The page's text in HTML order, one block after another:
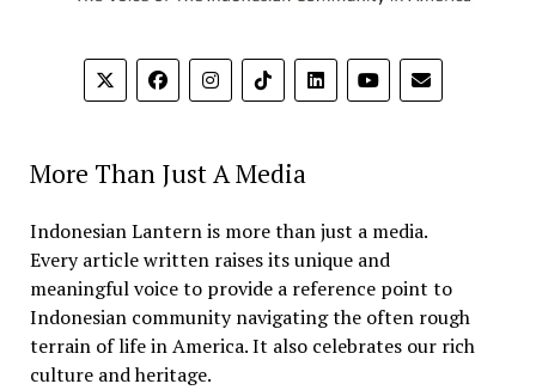
More Than Just A Media
Indonesian Lantern is more than just a media.
Every article written raises its unique and
meaningful voice to provide a reference point to
Indonesian community navigating the often rough
terrain of life in America. It also celebrates our rich
culture and heritage.